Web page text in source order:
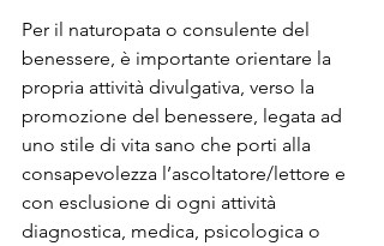
Per il naturopata o consulente del
benessere, è importante orientare la
propria attività divulgativa, verso la
promozione del benessere, legata ad
uno stile di vita sano che porti alla
consapevolezza l’ascoltatore/lettore e
con esclusione di ogni attività
diagnostica, medica, psicologica o